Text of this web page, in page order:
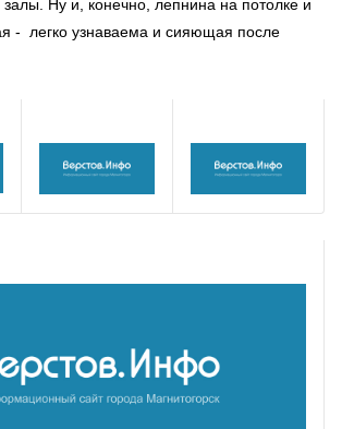
залы. Ну и, конечно, лепнина на потолке и
- легко узнаваема и сияющая после